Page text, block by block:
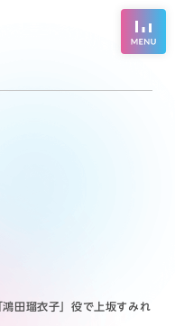
田瑠衣子」役で上坂すみれ